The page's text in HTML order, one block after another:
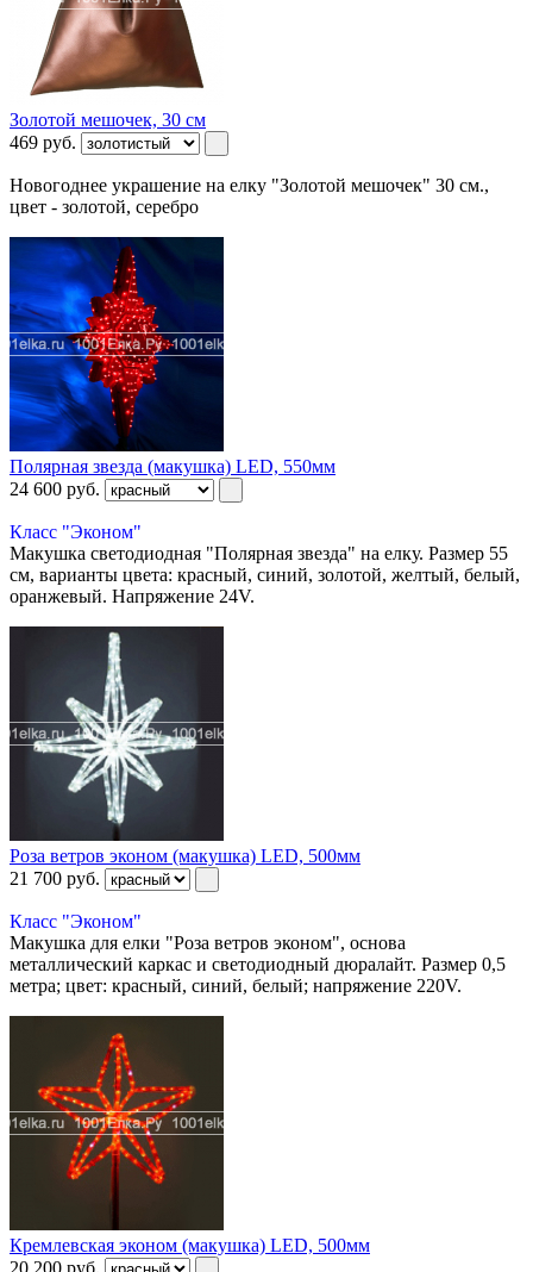
Золотой мешочек, 30 см
469 руб.
Новогоднее украшение на елку "Золотой мешочек" 30 см.,
цвет - золотой, серебро
Полярная звезда (макушка) LED, 550мм
24 600 руб.
Класс "Эконом"
Макушка светодиодная "Полярная звезда" на елку. Размер 55
см, варианты цвета: красный, синий, золотой, желтый, белый,
оранжевый. Напряжение 24V.
Роза ветров эконом (макушка) LED, 500мм
21 700 руб.
Класс "Эконом"
Макушка для елки "Роза ветров эконом", основа
металлический каркас и светодиодный дюралайт. Размер 0,5
метра; цвет: красный, синий, белый; напряжение 220V.
Кремлевская эконом (макушка) LED, 500мм
20 200 руб.